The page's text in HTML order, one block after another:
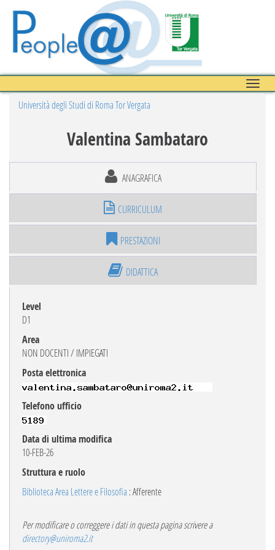
Toggle
Università degli Studi di Roma Tor Vergata
Valentina Sambataro
ANAGRAFICA
CURRICULUM
PRESTAZIONI
DIDATTICA
Level
D1
Area
NON DOCENTI / IMPIEGATI
Posta elettronica
Telefono ufficio
Data di ultima modifica
10-FEB-26
Struttura e ruolo
Biblioteca Area Lettere e Filosofia : Afferente
Per modificare o correggere i dati in questa pagina scrivere a
directory@uniroma2.it